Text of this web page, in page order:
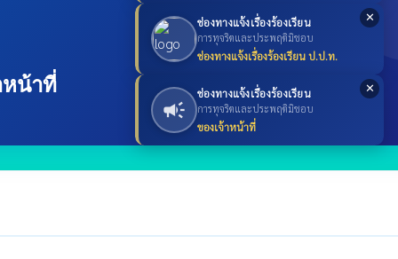
✕
ช่องทางแจ้งเรื่องร้องเรียน
การทุจริตและประพฤติมิชอบ
ช่องทางแจ้งเรื่องร้องเรียน ป.ป.ท.
✕
campaign
ช่องทางแจ้งเรื่องร้องเรียน
การทุจริตและประพฤติมิชอบ
ของเจ้าหน้าที่
หน้าที่